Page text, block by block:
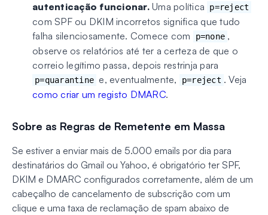
autenticação funcionar.Uma política p=reject
com SPF ou DKIM incorretos significa que tudo
falha silenciosamente. Comece com
p=none ,
observe os relatórios até ter a certeza de que o
correio legítimo passa, depois restrinja para
p=quarantine e, eventualmente, p=reject . Veja
como criar um registo DMARC.
Sobre as Regras de Remetente em Massa
Se estiver a enviar mais de 5.000 emails por dia para
destinatários do Gmail ou Yahoo, é obrigatório ter SPF,
DKIM e DMARC configurados corretamente, além de um
cabeçalho de cancelamento de subscrição com um
clique e uma taxa de reclamação de spam abaixo de